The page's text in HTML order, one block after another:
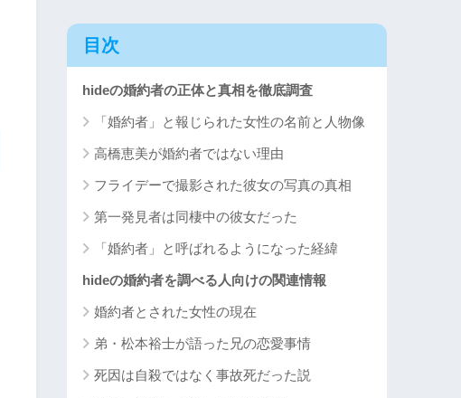
目次
hideの婚約者の正体と真相を徹底調査
「婚約者」と報じられた女性の名前と人物像
高橋恵美が婚約者ではない理由
フライデーで撮影された彼女の写真の真相
第一発見者は同棲中の彼女だった
「婚約者」と呼ばれるようになった経緯
hideの婚約者を調べる人向けの関連情報
婚約者とされた女性の現在
弟・松本裕士が語った兄の恋愛事情
死因は自殺ではなく事故死だった説